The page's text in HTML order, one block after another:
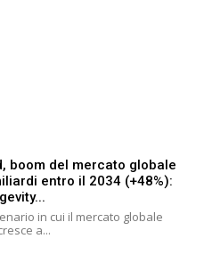
boom del mercato globale
entro il 2034 (+48%):
in cui il mercato globale
a...